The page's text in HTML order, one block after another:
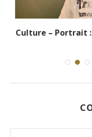
Culture – Portrait